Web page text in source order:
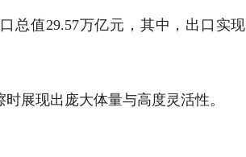
值29.57万亿元，其中，出口实现
展现出庞大体量与高度灵活性。